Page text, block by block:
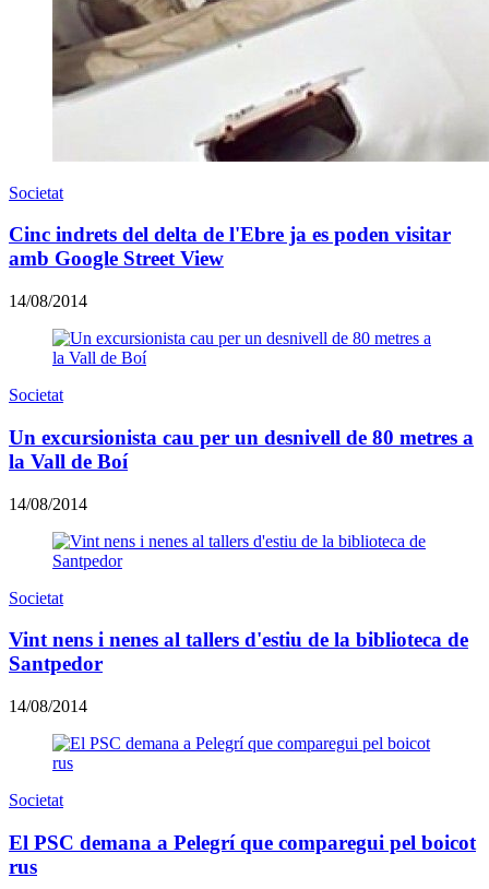
Societat
Cinc indrets del delta de l'Ebre ja es poden visitar
amb Google Street View
14/08/2014
Societat
Un excursionista cau per un desnivell de 80 metres a
la Vall de Boí
14/08/2014
Societat
Vint nens i nenes al tallers d'estiu de la biblioteca de
Santpedor
14/08/2014
Societat
El PSC demana a Pelegrí que comparegui pel boicot
rus